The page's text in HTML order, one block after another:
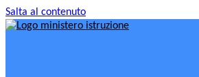
Salta al contenuto